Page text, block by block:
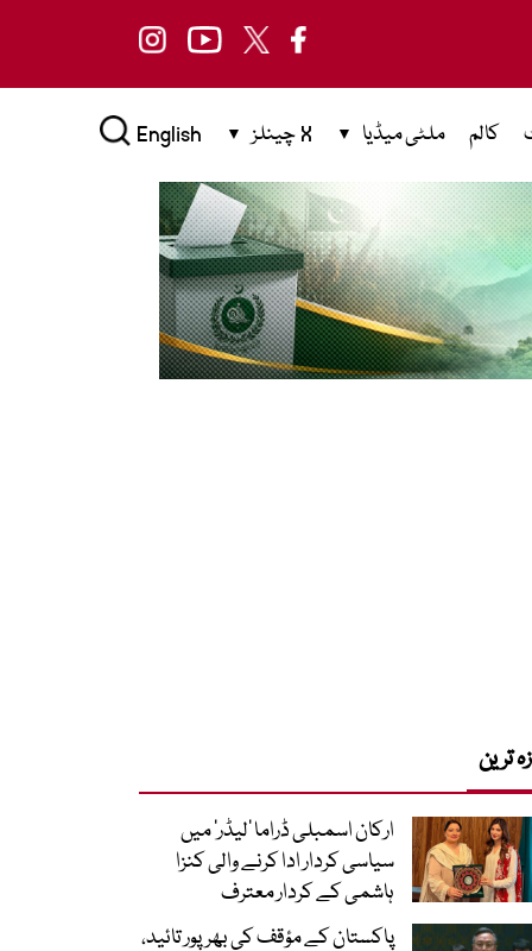
کالم ملٹی میڈیا X چینلز English
ترین
ارکان اسمبلی ڈراما ’لیڈر‘ میں
سیاسی کردار ادا کرنے والی کنزا
ہاشمی کے کردار معترف
پاکستان کے مؤقف کی بھرپور تائید،